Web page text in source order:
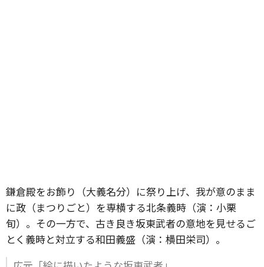
鎌倉殿をお飾り（大義名分）に祭り上げ、我が意のまま
に政（まつりごと）を専横する北条義時（演：小栗
旬）。その一方で、古き良き坂東武者の意地を見せるご
とく義時と対立する和田義盛（演：横田栄司）。